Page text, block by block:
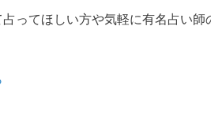
ってほしい方や気軽に有名占い